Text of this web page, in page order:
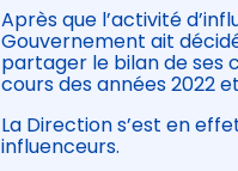
Après que l’activité
Gouvernement ait
partager le bilan de ses
cours des années 2022
La Direction s’est en
influenceurs.